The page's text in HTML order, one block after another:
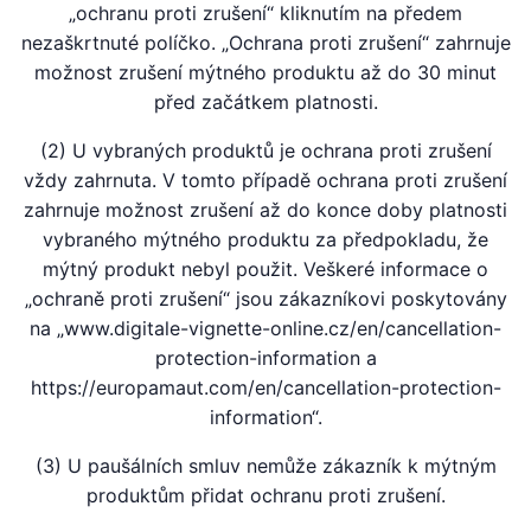
„ochranu proti zrušení“ kliknutím na předem
nezaškrtnuté políčko. „Ochrana proti zrušení“ zahrnuje
možnost zrušení mýtného produktu až do 30 minut
před začátkem platnosti.
(2) U vybraných produktů je ochrana proti zrušení
vždy zahrnuta. V tomto případě ochrana proti zrušení
zahrnuje možnost zrušení až do konce doby platnosti
vybraného mýtného produktu za předpokladu, že
mýtný produkt nebyl použit. Veškeré informace o
„ochraně proti zrušení“ jsou zákazníkovi poskytovány
na „www.digitale-vignette-online.cz/en/cancellation-
protection-information a
https://europamaut.com/en/cancellation-protection-
information“.
(3) U paušálních smluv nemůže zákazník k mýtným
produktům přidat ochranu proti zrušení.